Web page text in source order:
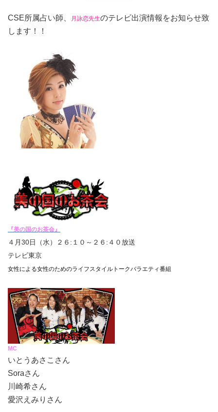
CSE所属占い師、 月詠恋先生のテレビ出演情報をお知らせ致
します！！
『美の国のお茶会』
４月30日（水）２６ : １０～２６ : ４０放送
テレビ東京
女性による女性のためのライフスタイルトークバラエティ番組
MC
いとうあさこさん
Soraさん
川崎希さん
愛沢えみりさん